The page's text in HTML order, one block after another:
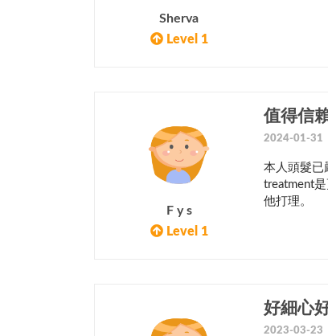
Sherva
Level 1
F y s
Level 1
值得信
2024-01-31
本人頭髮已
treatment
他打理。
好細心
2023-03-23